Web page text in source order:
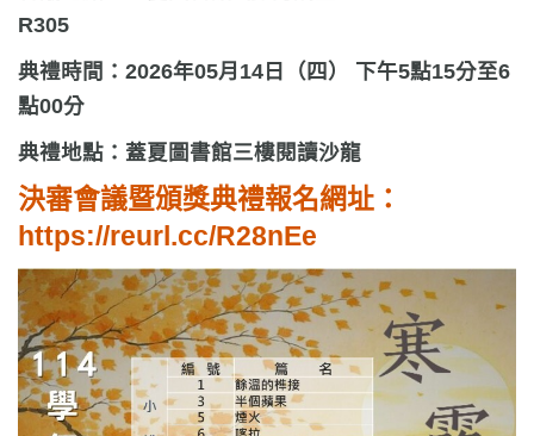
R305
典禮時間：2026年05月14日（四） 下午5點15分至6
點00分
典禮地點：蓋夏圖書館三樓閱讀沙龍
決審會議暨頒獎典禮報名網址：
https://reurl.cc/R28nEe